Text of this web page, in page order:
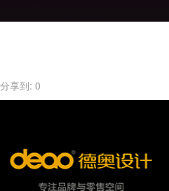
分享到: 0